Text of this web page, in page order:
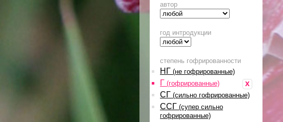
автор
год интродукции
степень гофрированности
НГ (не гофрированные)
x
Г (гофрированные)
СГ (сильно гофрированные)
ССГ (супер сильно
гофрированные)